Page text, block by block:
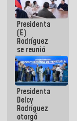
e inspección
en la Línea 2
Presidenta
(E)
Rodríguez
se reunió
con Estado
Mayor
Eléctrico
para
abordar
planes de
acción
Presidenta
Delcy
Rodríguez
otorgó